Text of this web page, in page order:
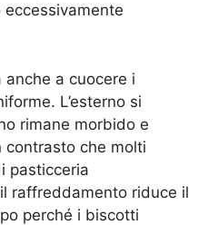
anche a cuocere i
L’esterno si
rimane morbido e
contrasto che molti
pasticceria
raffreddamento riduce il
perché i biscotti